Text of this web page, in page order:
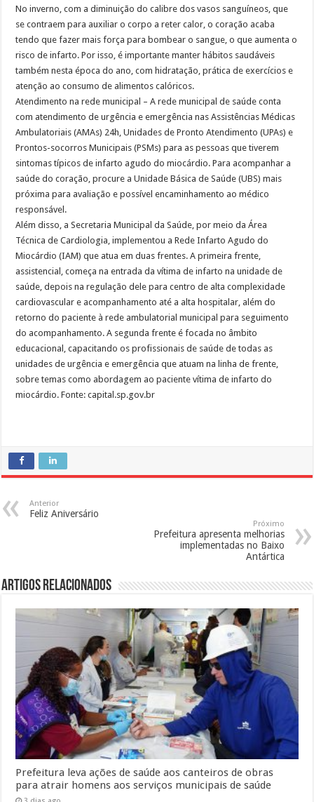
No inverno, com a diminuição do calibre dos vasos sanguíneos, que
se contraem para auxiliar o corpo a reter calor, o coração acaba
tendo que fazer mais força para bombear o sangue, o que aumenta o
risco de infarto. Por isso, é importante manter hábitos saudáveis
também nesta época do ano, com hidratação, prática de exercícios e
atenção ao consumo de alimentos calóricos.
Atendimento na rede municipal – A rede municipal de saúde conta
com atendimento de urgência e emergência nas Assistências Médicas
Ambulatoriais (AMAs) 24h, Unidades de Pronto Atendimento (UPAs) e
Prontos-socorros Municipais (PSMs) para as pessoas que tiverem
sintomas típicos de infarto agudo do miocárdio. Para acompanhar a
saúde do coração, procure a Unidade Básica de Saúde (UBS) mais
próxima para avaliação e possível encaminhamento ao médico
responsável.
Além disso, a Secretaria Municipal da Saúde, por meio da Área
Técnica de Cardiologia, implementou a Rede Infarto Agudo do
Miocárdio (IAM) que atua em duas frentes. A primeira frente,
assistencial, começa na entrada da vítima de infarto na unidade de
saúde, depois na regulação dele para centro de alta complexidade
cardiovascular e acompanhamento até a alta hospitalar, além do
retorno do paciente à rede ambulatorial municipal para seguimento
do acompanhamento. A segunda frente é focada no âmbito
educacional, capacitando os profissionais de saúde de todas as
unidades de urgência e emergência que atuam na linha de frente,
sobre temas como abordagem ao paciente vítima de infarto do
miocárdio. Fonte: capital.sp.gov.br
Anterior
Feliz Aniversário
Próximo
Prefeitura apresenta melhorias
implementadas no Baixo
Antártica
Artigos Relacionados
Prefeitura leva ações de saúde aos canteiros de obras
para atrair homens aos serviços municipais de saúde